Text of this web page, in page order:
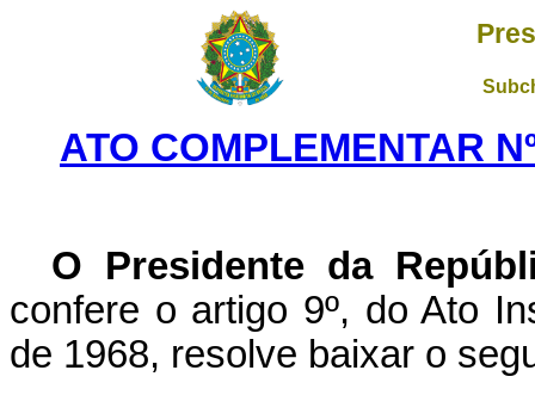
ATO COMPLEMENTAR
O Presidente da
confere o artigo 9º, do Ato
de 1968, resolve baixar o